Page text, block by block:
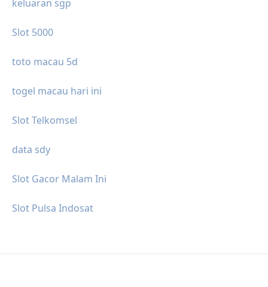
keluaran sgp
Slot 5000
toto macau 5d
togel macau hari ini
Slot Telkomsel
data sdy
Slot Gacor Malam Ini
Slot Pulsa Indosat